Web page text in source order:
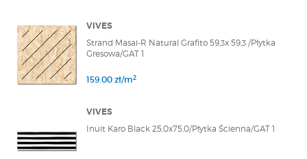
VIVES
Strand Masai-R Natural Grafito 59,3x 59,3 /Płytka
Gresowa/GAT 1
159.00 zł/m2
VIVES
Inuit Karo Black 25,0x75,0/Płytka Ścienna/GAT 1